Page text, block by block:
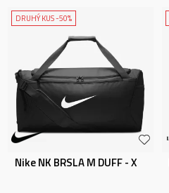
DRUHÝ KUS -50%
Nike NK BRSLA M DUFF - X